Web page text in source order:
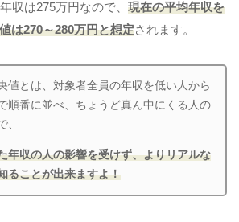
収は275万円なので、 現在の平均年収を
は270～280万円と想定されます。
値とは、対象者全員の年収を低い人から
順番に並べ、ちょうど真ん中にくる人の
、
年収の人の影響を受けず、よりリアルな
ることが出来ますよ！